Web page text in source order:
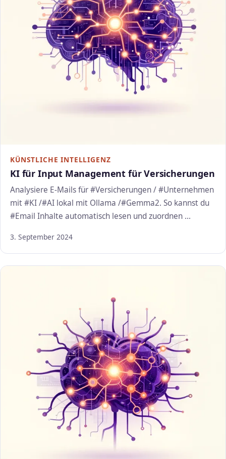
KÜNSTLICHE INTELLIGENZ
KI für Input Management für Versicherungen
Analysiere E-Mails für #Versicherungen / #Unternehmen
mit #KI /#AI lokal mit Ollama /#Gemma2. So kannst du
#Email Inhalte automatisch lesen und zuordnen …
3. September 2024